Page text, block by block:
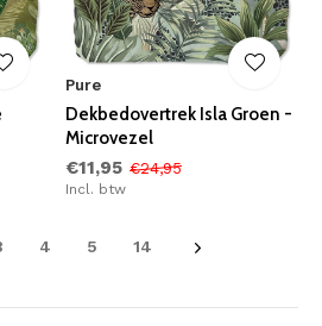
Pure
Dekbedovertrek Isla Groen -
Microvezel
€11,95 €24,95
Incl. btw
4 5 14